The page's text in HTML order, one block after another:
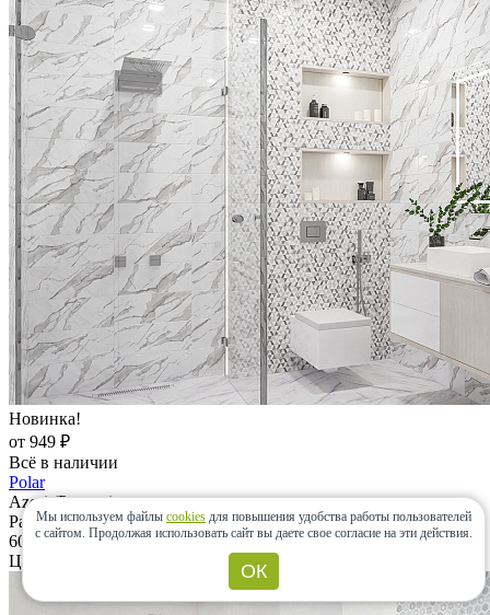
Новинка!
от 949 ₽
Всё в наличии
Polar
Azori (Россия)
Размеры:
600x600, 201x505
Цвета:
Мы используем файлы cookies для повышения удобства работы пользователей
с сайтом. Продолжая использовать сайт вы даете свое согласие на эти действия.
ОК